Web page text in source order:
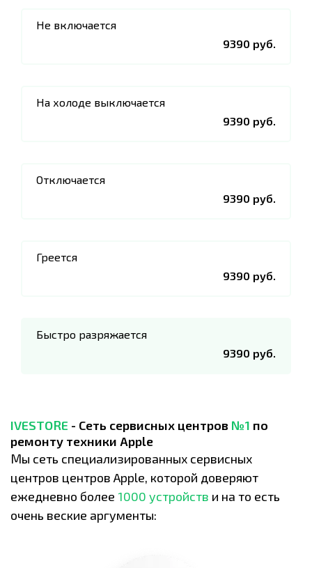
Не включается
9390 руб.
На холоде выключается
9390 руб.
Отключается
9390 руб.
Греется
9390 руб.
Быстро разряжается
9390 руб.
IVESTORE - Сеть сервисных центров №1 по
ремонту техники Apple
Мы сеть специализированных сервисных
центров центров Apple, которой доверяют
ежедневно более 1000 устройств и на то есть
очень веские аргументы: